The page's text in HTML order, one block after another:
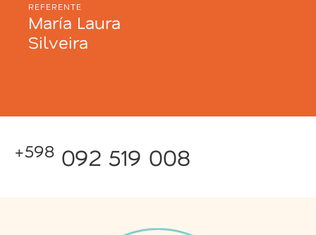
+598 092 519 008
REFERENTE
María Laura
Silveira